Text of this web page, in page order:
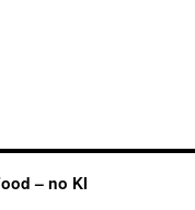
– no KI